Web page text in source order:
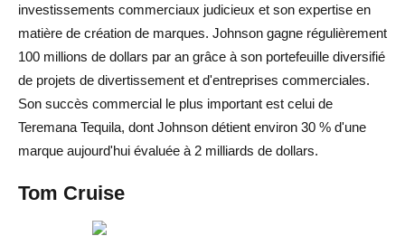
investissements commerciaux judicieux et son expertise en
matière de création de marques. Johnson gagne régulièrement
100 millions de dollars par an grâce à son portefeuille diversifié
de projets de divertissement et d'entreprises commerciales.
Son succès commercial le plus important est celui de
Teremana Tequila, dont Johnson détient environ 30 % d'une
marque aujourd'hui évaluée à 2 milliards de dollars.
Tom Cruise